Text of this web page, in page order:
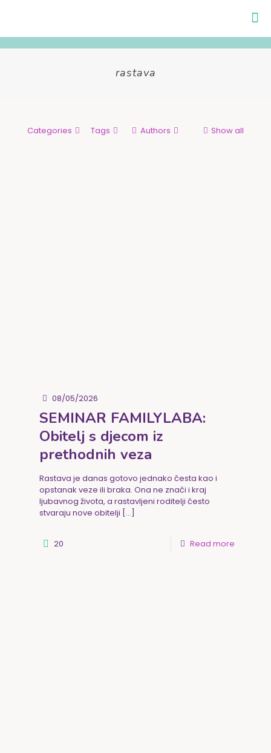
rastava
Categories Tags Authors Show all
08/05/2026
SEMINAR FAMILYLABA:
Obitelj s djecom iz
prethodnih veza
Rastava je danas gotovo jednako česta kao i
opstanak veze ili braka. Ona ne znači i kraj
ljubavnog života, a rastavljeni roditelji često
stvaraju nove obitelji […]
20 Read more